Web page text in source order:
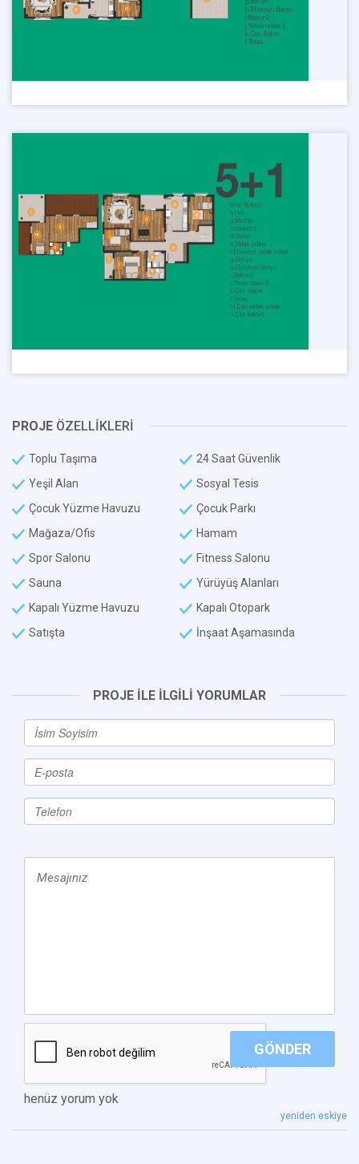
PROJE ÖZELLİKLERİ
Toplu Taşıma
24 Saat Güvenlik
Yeşil Alan
Sosyal Tesis
Çocuk Yüzme Havuzu
Çocuk Parkı
Mağaza/Ofis
Hamam
Spor Salonu
Fitness Salonu
Sauna
Yürüyüş Alanları
Kapalı Yüzme Havuzu
Kapalı Otopark
Satışta
İnşaat Aşamasında
PROJE İLE İLGİLİ YORUMLAR
GÖNDER
henüz yorum yok
yeniden eskiye